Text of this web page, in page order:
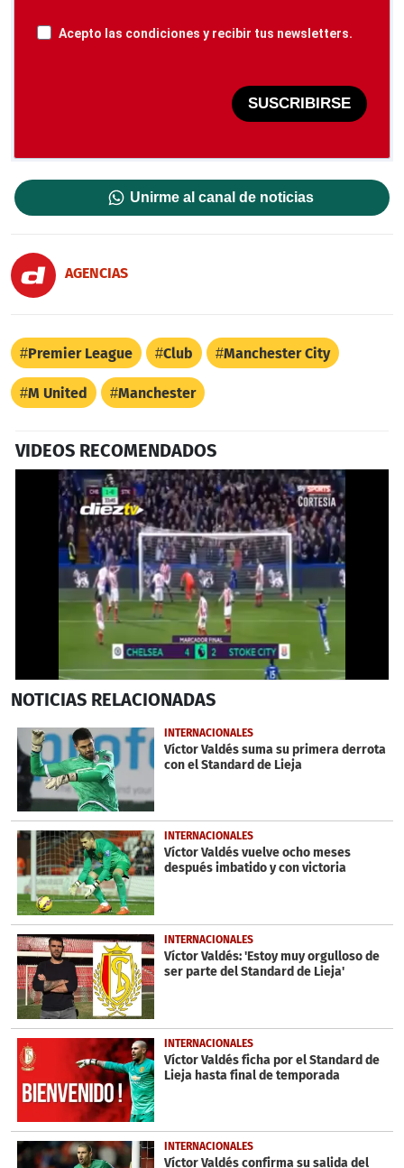
Acepto las condiciones y recibir tus newsletters.
SUSCRIBIRSE
Unirme al canal de noticias
AGENCIAS
Premier League Club Manchester City
M United Manchester
VIDEOS RECOMENDADOS
seconds
1
minute,
53
seconds
NOTICIAS RELACIONADAS
INTERNACIONALES
Víctor Valdés suma su primera derrota
con el Standard de Lieja
INTERNACIONALES
Víctor Valdés vuelve ocho meses
después imbatido y con victoria
INTERNACIONALES
Víctor Valdés: 'Estoy muy orgulloso de
ser parte del Standard de Lieja'
INTERNACIONALES
Víctor Valdés ficha por el Standard de
Lieja hasta final de temporada
INTERNACIONALES
Víctor Valdés confirma su salida del